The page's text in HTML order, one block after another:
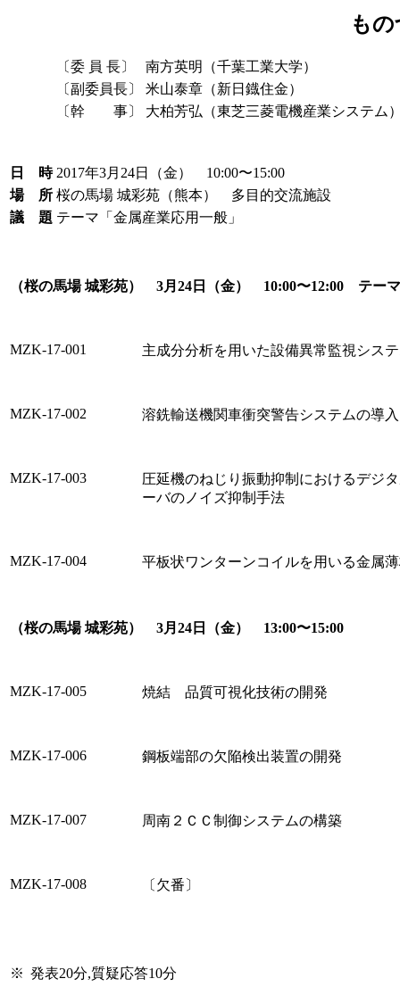
も
〔委 員 長〕
南方英明（千葉工業大学）
〔副委員長〕
米山泰章（新日鐡住金）
〔幹 事〕
大柏芳弘（東芝三菱電機産業システ
日 時 2017年3月24日（金） 10:00〜15:00
場 所 桜の馬場 城彩苑（熊本） 多目的交流施設
議 題 テーマ「金属産業応用一般」
（桜の馬場 城彩苑） 3月24日（金） 10:00〜12:00 テー
MZK-17-001 主成分分析を用いた設備異常監視シス
MZK-17-002 溶銑輸送機関車衝突警告システムの導入
MZK-17-003
圧延機のねじり振動抑制におけるデジ
ーバのノイズ抑制手法
MZK-17-004 平板状ワンターンコイルを用いる金属
（桜の馬場 城彩苑） 3月24日（金） 13:00〜15:00
MZK-17-005 焼結 品質可視化技術の開発
MZK-17-006 鋼板端部の欠陥検出装置の開発
MZK-17-007 周南２ＣＣ制御システムの構築
MZK-17-008 〔欠番〕
※ 発表20分,質疑応答10分